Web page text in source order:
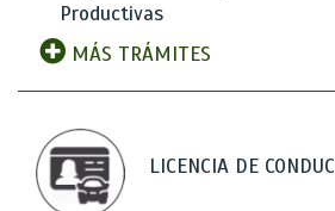
Productivas
MÁS TRÁMITES
LICENCIA DE